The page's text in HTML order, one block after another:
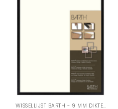
WISSELLIJST BARTH - 9 MM DIKTE (916-SERIE)